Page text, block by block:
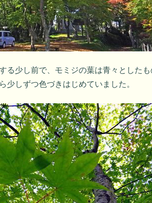
る少し前で、モミジの葉は青々とした
少しずつ色づきはじめていました。